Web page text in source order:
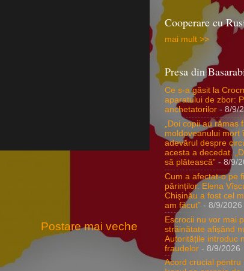
Postare mai veche
Cooperare cu
mai mult >>
Presa din
Ce s-a găsit la
aparatului de zbor:
anchetatorilor - 8/9/
„Doi copii au rămas
moldoveanului mort
adevărul despre
acesta a decedat.
să plătească” - 8/9/
Cum a afectat-o pe
părinților. Elena
Chișinău a fost cel
am făcut” - 8/9/2026
Escrocii nu vor mai
străinătate afișând
Autoritățile introduc
fraudelor - 8/9/2026
Acord crucial